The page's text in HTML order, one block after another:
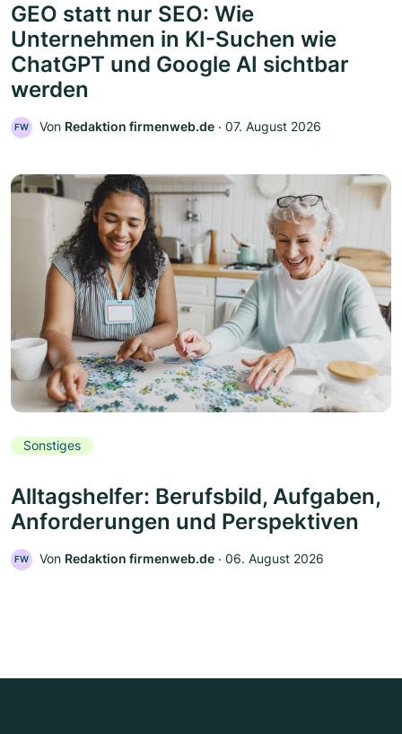
GEO statt nur SEO: Wie
Unternehmen in KI-Suchen wie
ChatGPT und Google AI sichtbar
werden
FW Von Redaktion firmenweb.de ‧ 07. August 2026
Sonstiges
Alltagshelfer: Berufsbild, Aufgaben,
Anforderungen und Perspektiven
FW Von Redaktion firmenweb.de ‧ 06. August 2026